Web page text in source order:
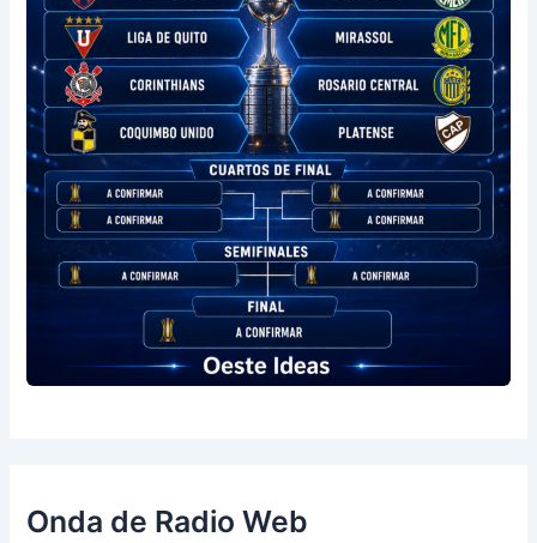
Onda de Radio Web